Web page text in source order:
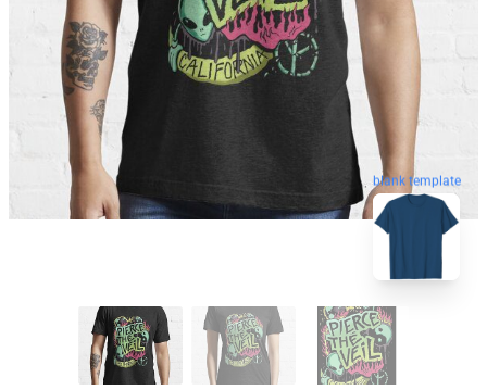
blank template